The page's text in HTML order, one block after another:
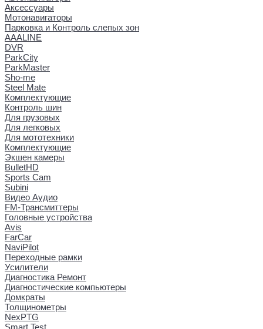
Аксессуары
Мотонавигаторы
Парковка и Контроль слепых зон
AAALINE
DVR
ParkCity
ParkMaster
Sho-me
Steel Mate
Комплектующие
Контроль шин
Для грузовых
Для легковых
Для мототехники
Комплектующие
Экшен камеры
BulletHD
Sports Cam
Subini
Видео Аудио
FM-Трансмиттеры
Головные устройства
Avis
FarCar
NaviPilot
Переходные рамки
Усилители
Диагностика Ремонт
Диагностические компьютеры
Домкраты
Толщинометры
NexPTG
Smart Test